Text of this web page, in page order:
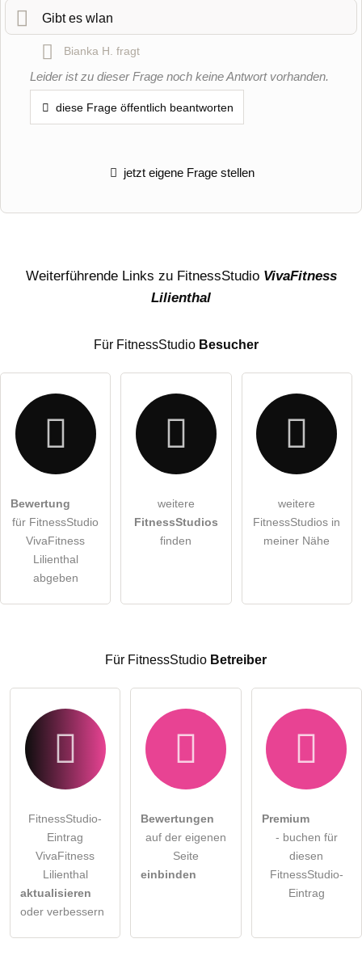
Name
E-Mail-Adresse (wird nicht veröffentlicht)
Hiermit akzeptiere ich dieAGB.
öffentliche Frage stellen
Besucher sichtbar
Klicken Sie hier um eine
individuelle Frage
FitnessStudio-Eintrag zu stellen
Gibt es wlan
Bianka H. fragt
Leider ist zu dieser Frage noch keine Antwort vorhanden.
diese Frage öffentlich beantworten
jetzt eigene Frage stellen
Weiterführende Links zu FitnessStudio VivaFitness
Lilienthal
Für FitnessStudio Besucher
Bewertung
für FitnessStudio
VivaFitness
Lilienthal
abgeben
weitere
FitnessStudios
finden
weitere
FitnessStudios in
meiner Nähe
Für FitnessStudio Betreiber
FitnessStudio-
Eintrag
VivaFitness
Lilienthal
aktualisieren
oder verbessern
Bewertungen
auf der eigenen
Seite
einbinden
Premium
- buchen für
diesen
FitnessStudio-
Eintrag